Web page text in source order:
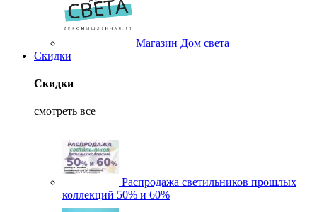
Магазин Дом света
Скидки
Скидки
смотреть все
Распродажа светильников прошлых
коллекций 50% и 60%